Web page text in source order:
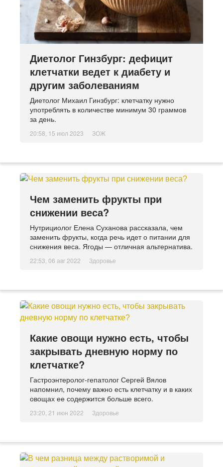
Диетолог Гинзбург: дефицит
клетчатки ведет к диабету и
другим заболеваниям
Диетолог Михаил Гинзбург: клетчатку нужно
употреблять в количестве минимум 30 граммов
за день.
20:58, 15 июл 2023 ЗОЖ
Чем заменить фрукты при
снижении веса?
Нутрициолог Елена Суханова рассказала, чем
заменить фрукты, когда речь идет о питании для
снижения веса. Ягоды — отличная альтернатива.
22:53, 06 авг 2022 Здоровье
Какие овощи нужно есть, чтобы
закрывать дневную норму по
клетчатке?
Гастроэнтеролог-гепатолог Сергей Вялов
напомнил, почему важно есть клетчатку и в каких
овощах ее содержится больше всего.
23:20, 21 июн 2022 Здоровье